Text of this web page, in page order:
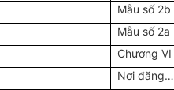
Mẫu số 2b
Mẫu số 2a
Chương VI
Nơi đăng…